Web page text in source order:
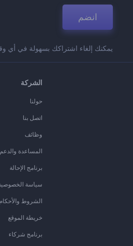
انضم
يمكنك إلغاء اشتراكك بسهولة في أي
الشركة
حولنا
اتصل بنا
وظائف
المساعدة والدعم
برنامج الإحالة
سياسة
الشروط والأحكام
خريطة الموقع
برنامج شركاء